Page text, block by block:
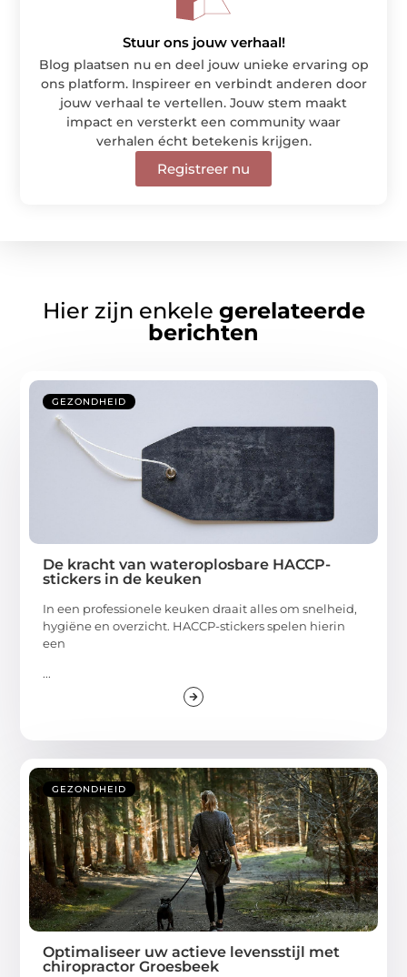
Stuur ons jouw verhaal!
Blog plaatsen nu en deel jouw unieke ervaring op
ons platform. Inspireer en verbindt anderen door
jouw verhaal te vertellen. Jouw stem maakt
impact en versterkt een community waar
verhalen écht betekenis krijgen.
Registreer nu
Hier zijn enkele gerelateerde
berichten
GEZONDHEID
De kracht van wateroplosbare HACCP-
stickers in de keuken
In een professionele keuken draait alles om snelheid,
hygiëne en overzicht. HACCP-stickers spelen hierin
een
...
GEZONDHEID
Optimaliseer uw actieve levensstijl met
chiropractor Groesbeek